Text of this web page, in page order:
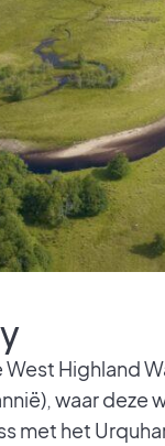
Highland
waar deze
met het